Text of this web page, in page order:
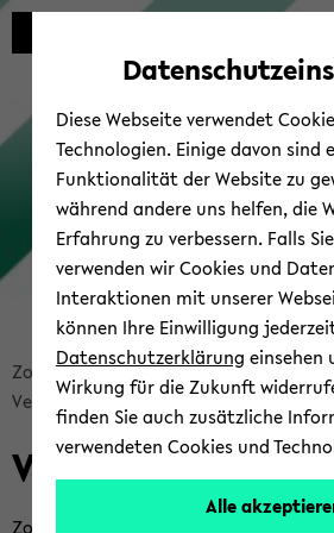
zum
zum
zum
Bread­
crumb
sprin­
gen
und
Zoom Über­blick & FAQ
Pla­nen
Ver­schlüs­se­lung
Zu­rück zum
Zoom
Ver­schlüs­se­lung
Zoom bie­tet für Mee­tings zwei
Diese Webseite verwendet
Technologien. Einige davon sind
Funktionalität der Website zu
während andere uns helfen, die
Erfahrung zu verbessern. Falls
verwenden wir Cookies und
Interaktionen mit unserer
können Ihre Einwilligung
Datenschutzerklärung einsehen
Wirkung für die Zukunft
finden Sie auch zusätzliche
verwendeten Cookies und
Alle